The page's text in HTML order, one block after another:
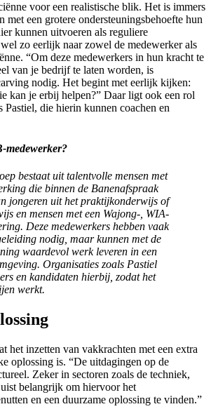
voor een realistische blik. Het is immers
met een grotere ondersteuningsbehoefte hun
kunnen uitvoeren als reguliere
zo eerlijk naar zowel de medewerker als
“Om deze medewerkers in hun kracht te
van je bedrijf te laten worden, is
nodig. Het begint met eerlijk kijken:
kan je erbij helpen?” Daar ligt ook een rol
Pastiel, die hierin kunnen coachen en
medewerker?
bestaat uit talentvolle mensen met
die binnen de Banenafspraak
jongeren uit het praktijkonderwijs of
en mensen met een Wajong-, WIA-
Deze medewerkers hebben vaak
nodig, maar kunnen met de
waardevol werk leveren in een
Organisaties zoals Pastiel
en kandidaten hierbij, zodat het
werkt.
het inzetten van vakkrachten met een extra
oplossing is. “De uitdagingen op de
Zeker in sectoren zoals de techniek,
belangrijk om hiervoor het
en een duurzame oplossing te vinden.”